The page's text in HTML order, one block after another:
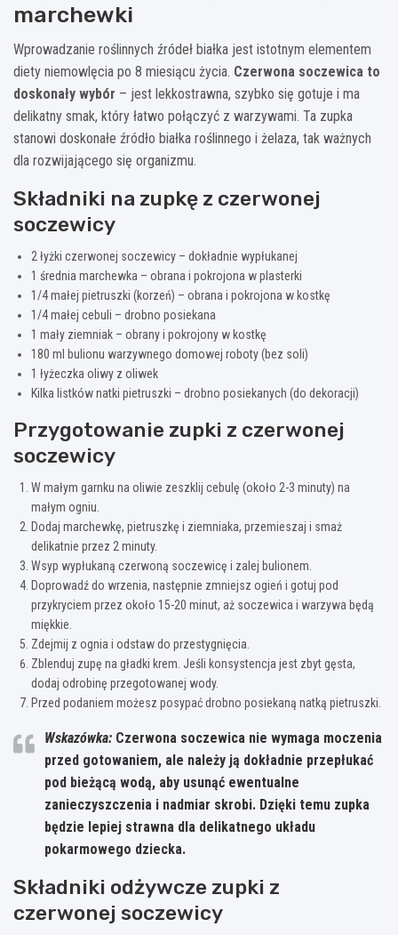
marchewki
Wprowadzanie roślinnych źródeł białka jest istotnym elementem
diety niemowlęcia po 8 miesiącu życia. Czerwona soczewica to
doskonały wybór – jest lekkostrawna, szybko się gotuje i ma
delikatny smak, który łatwo połączyć z warzywami. Ta zupka
stanowi doskonałe źródło białka roślinnego i żelaza, tak ważnych
dla rozwijającego się organizmu.
Składniki na zupkę z czerwonej
soczewicy
2 łyżki czerwonej soczewicy – dokładnie wypłukanej
1 średnia marchewka – obrana i pokrojona w plasterki
1/4 małej pietruszki (korzeń) – obrana i pokrojona w kostkę
1/4 małej cebuli – drobno posiekana
1 mały ziemniak – obrany i pokrojony w kostkę
180 ml bulionu warzywnego domowej roboty (bez soli)
1 łyżeczka oliwy z oliwek
Kilka listków natki pietruszki – drobno posiekanych (do dekoracji)
Przygotowanie zupki z czerwonej
soczewicy
W małym garnku na oliwie zeszklij cebulę (około 2-3 minuty) na
małym ogniu.
Dodaj marchewkę, pietruszkę i ziemniaka, przemieszaj i smaż
delikatnie przez 2 minuty.
Wsyp wypłukaną czerwoną soczewicę i zalej bulionem.
Doprowadź do wrzenia, następnie zmniejsz ogień i gotuj pod
przykryciem przez około 15-20 minut, aż soczewica i warzywa będą
miękkie.
Zdejmij z ognia i odstaw do przestygnięcia.
Zblenduj zupę na gładki krem. Jeśli konsystencja jest zbyt gęsta,
dodaj odrobinę przegotowanej wody.
Przed podaniem możesz posypać drobno posiekaną natką pietruszki.
Wskazówka: Czerwona soczewica nie wymaga moczenia
przed gotowaniem, ale należy ją dokładnie przepłukać
pod bieżącą wodą, aby usunąć ewentualne
zanieczyszczenia i nadmiar skrobi. Dzięki temu zupka
będzie lepiej strawna dla delikatnego układu
pokarmowego dziecka.
Składniki odżywcze zupki z
czerwonej soczewicy